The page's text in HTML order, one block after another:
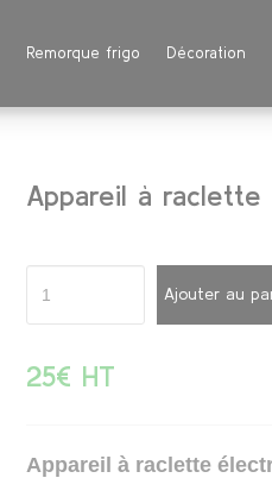
Remorque frigo Décoration
Appareil à raclette
Ajouter au
25€ HT
Appareil à raclette